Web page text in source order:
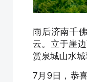
雨后济南千
云。立于崖
赏泉城山水城
7月9日，恭